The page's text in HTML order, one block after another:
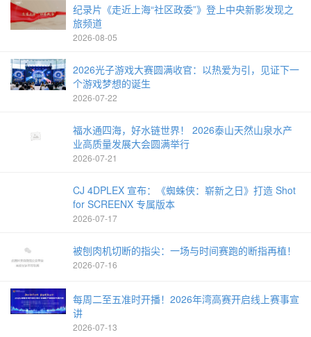
纪录片《走近上海“社区政委”》登上中央新影发现之
旅频道
2026-08-05
2026光子游戏大赛圆满收官：以热爱为引，见证下一
个游戏梦想的诞生
2026-07-22
福水通四海，好水链世界！ 2026泰山天然山泉水产
业高质量发展大会圆满举行
2026-07-21
CJ 4DPLEX 宣布：《蜘蛛侠：崭新之日》打造 Shot
for SCREENX 专属版本
2026-07-17
被刨肉机切断的指尖：一场与时间赛跑的断指再植！
2026-07-16
每周二至五准时开播！2026年湾高赛开启线上赛事宣
讲
2026-07-13